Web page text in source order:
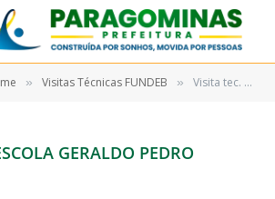
» Visitas Técnicas FUNDEB » Visita tec. Escola Geraldo Pedro Sarmento
GERALDO PEDRO